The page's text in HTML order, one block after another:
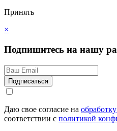
Принять
×
Подпишитесь на нашу
Даю свое согласие на
соответствии с политикой